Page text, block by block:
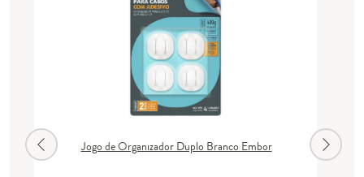
Jogo de Organizador Duplo Branco Embor